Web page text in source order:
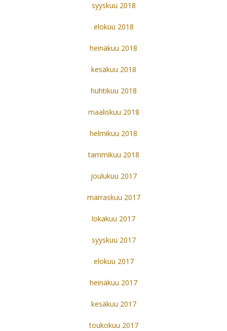
syyskuu 2018
elokuu 2018
heinäkuu 2018
kesäkuu 2018
huhtikuu 2018
maaliskuu 2018
helmikuu 2018
tammikuu 2018
joulukuu 2017
marraskuu 2017
lokakuu 2017
syyskuu 2017
elokuu 2017
heinäkuu 2017
kesäkuu 2017
toukokuu 2017